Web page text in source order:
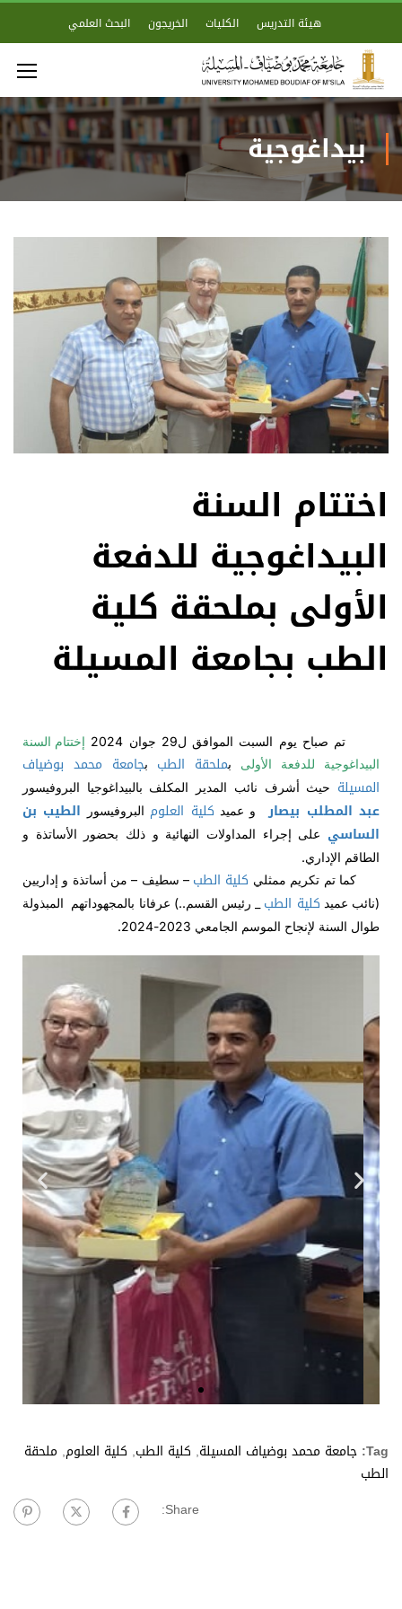
هيئة التدريس الكليات الخريجون البحث العلمي
بيداغوجية
اختتام السنة
البيداغوجية للدفعة
الأولى بملحقة كلية
الطب بجامعة المسيلة
تم صباح يوم السبت الموافق ل29 جوان 2024
إختتام السنة
البيداغوجية للدفعة الأولى بملحقة الطب بجامعة محمد بوضياف
المسيلة حيث أشرف نائب المدير المكلف بالبيداغوجيا البروفيسور
عبد المطلب بيصار و عميد كلية العلوم البروفيسور الطيب بن
الساسي على إجراء المداولات النهائية و ذلك بحضور الأساتذة و
الطاقم الإداري.
كما تم تكريم ممثلي كلية الطب – سطيف – من أساتذة و إداريين
(نائب عميد كلية الطب _ رئيس القسم..) عرفانا بالمجهوداتهم المبذولة
طوال السنة لإنجاح الموسم الجامعي 2023-2024.
Tag: جامعة محمد بوضياف المسيلة, كلية الطب, كلية العلوم, ملحقة
الطب
Share: